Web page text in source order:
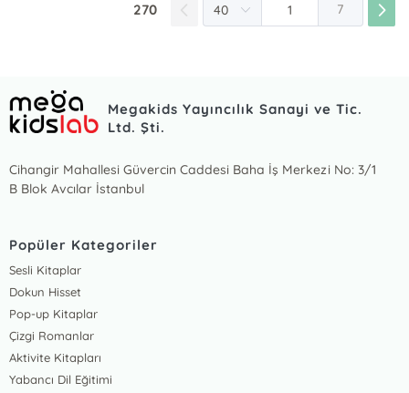
270 7
Megakids Yayıncılık Sanayi ve Tic.
Ltd. Şti.
Cihangir Mahallesi Güvercin Caddesi Baha İş Merkezi No: 3/1
B Blok Avcılar İstanbul
Popüler Kategoriler
Sesli Kitaplar
Dokun Hisset
Pop-up Kitaplar
Çizgi Romanlar
Aktivite Kitapları
Yabancı Dil Eğitimi